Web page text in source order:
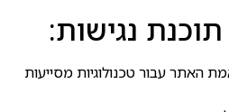
תוכנת נגישות:
עבור טכנולוגיות מסייעות